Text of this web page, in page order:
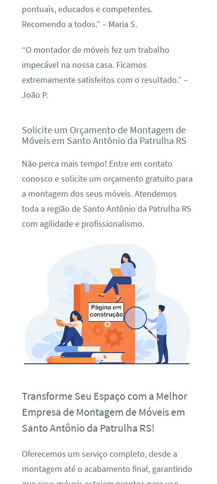
pontuais, educados e competentes.
Recomendo a todos.” – Maria S.
“O montador de móveis fez um trabalho
impecável na nossa casa. Ficamos
extremamente satisfeitos com o resultado.” –
João P.
Solicite um Orçamento de Montagem de
Móveis em Santo Antônio da Patrulha RS
Não perca mais tempo! Entre em contato
conosco e solicite um orçamento gratuito para
a montagem dos seus móveis. Atendemos
toda a região de Santo Antônio da Patrulha RS
com agilidade e profissionalismo.
Transforme Seu Espaço com a Melhor
Empresa de Montagem de Móveis em
Santo Antônio da Patrulha RS!
Oferecemos um serviço completo, desde a
montagem até o acabamento final, garantindo